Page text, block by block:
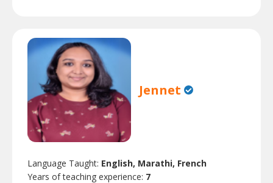
Jennet
Language Taught: English, Marathi, French
Years of teaching experience: 7